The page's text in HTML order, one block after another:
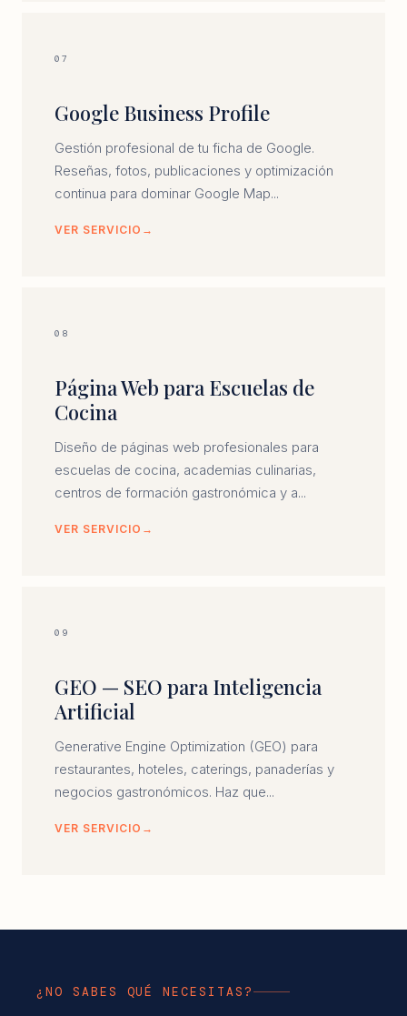
07
Google Business Profile
Gestión profesional de tu ficha de Google.
Reseñas, fotos, publicaciones y optimización
continua para dominar Google Map...
VER SERVICIO
08
Página Web para Escuelas de
Cocina
Diseño de páginas web profesionales para
escuelas de cocina, academias culinarias,
centros de formación gastronómica y a...
VER SERVICIO
09
GEO — SEO para Inteligencia
Artificial
Generative Engine Optimization (GEO) para
restaurantes, hoteles, caterings, panaderías y
negocios gastronómicos. Haz que...
VER SERVICIO
¿NO SABES QUÉ NECESITAS?